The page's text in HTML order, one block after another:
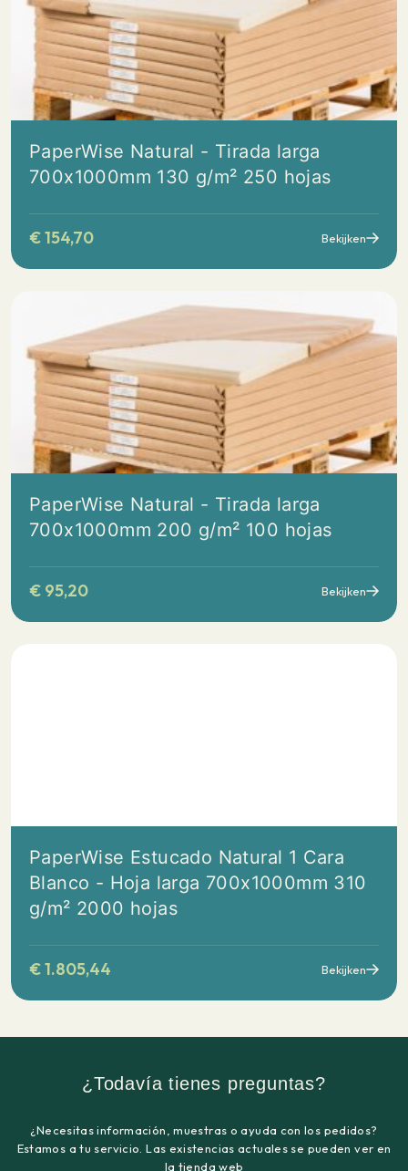
PaperWise Natural - Tirada larga
700x1000mm 130 g/m² 250 hojas
€154,70 Bekijken
PaperWise Natural - Tirada larga
700x1000mm 200 g/m² 100 hojas
€ 95,20 Bekijken
PaperWise Estucado Natural 1 Cara
Blanco - Hoja larga 700x1000mm 310
g/m² 2000 hojas
€1.805,44 Bekijken
¿Todavía tienes preguntas?
¿Necesitas información, muestras o ayuda con los pedidos?
Estamos a tu servicio. Las existencias actuales se pueden ver en
la tienda web